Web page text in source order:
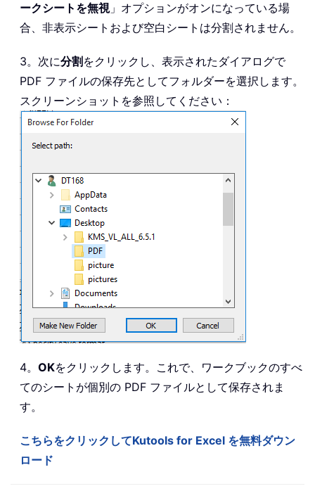
ークシートを無視」オプションがオンになっている場
合、非表示シートおよび空白シートは分割されません。
3。次に分割 をクリックし、表示されたダイアログで
PDF ファイルの保存先としてフォルダーを選択します。
スクリーンショットを参照してください：
4。 OKをクリックします。これで、ワークブックのすべ
てのシートが個別の PDF ファイルとして保存されま
す。
こちらをクリックしてKutools for Excel を無料ダウン
ロード